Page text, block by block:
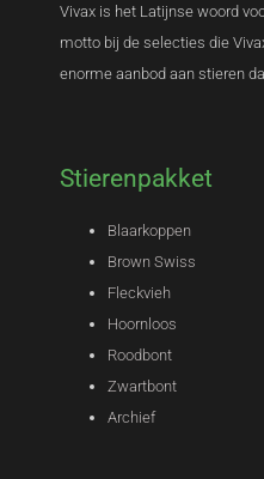
Vivax is het Latijnse woord
motto bij de selecties die
enorme aanbod aan stieren
Stierenpakket
Blaarkoppen
Brown Swiss
Fleckvieh
Hoornloos
Roodbont
Zwartbont
Archief